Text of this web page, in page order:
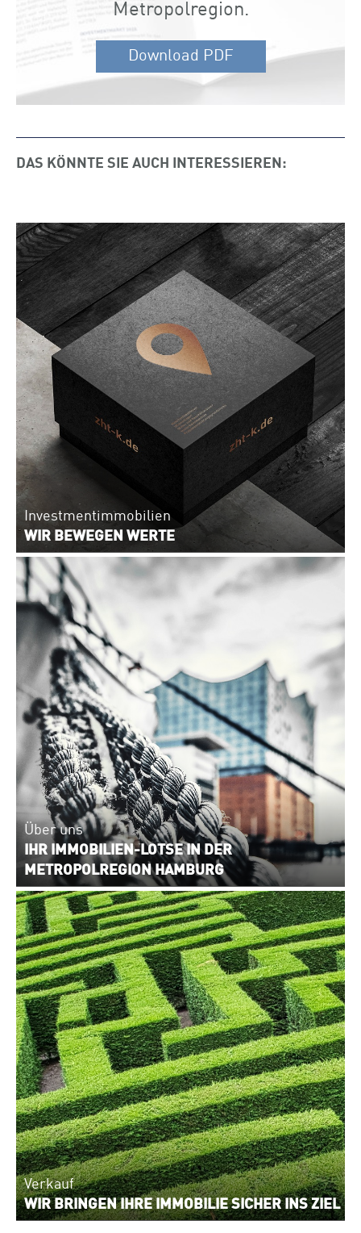
Metropolregion.
Download PDF
DAS KÖNNTE SIE AUCH INTERESSIEREN:
Investmentimmobilien
WIR BEWEGEN WERTE
Über uns
IHR IMMOBILIEN-LOTSE IN DER
METROPOLREGION HAMBURG
Verkauf
WIR BRINGEN IHRE IMMOBILIE SICHER INS ZIEL